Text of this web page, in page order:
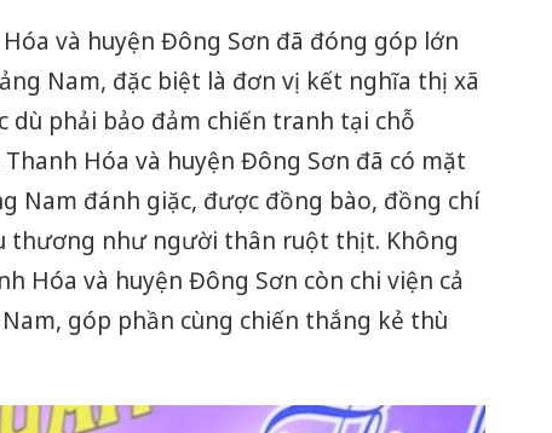
và huyện Đông Sơn đã đóng góp lớn
Nam, đặc biệt là đơn vị kết nghĩa thị xã
dù phải bảo đảm chiến tranh tại chỗ
Hóa và huyện Đông Sơn đã có mặt
Nam đánh giặc, được đồng bào, đồng chí
thương như người thân ruột thịt. Không
Hóa và huyện Đông Sơn còn chi viện cả
góp phần cùng chiến thắng kẻ thù